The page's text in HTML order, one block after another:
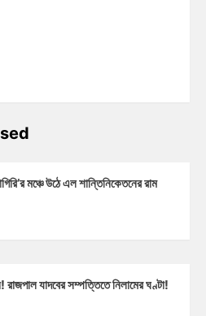
মঞ্চে উঠে এল শান্তিনিকেতনের রাম
যাদবের সম্পত্তিতে নিলামের ঘণ্টা!